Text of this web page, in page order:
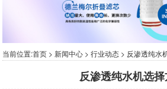
当前位置:首页 >新闻中心 >行业动态 > 反渗透纯水
反渗透纯水机选